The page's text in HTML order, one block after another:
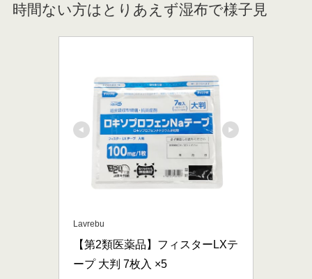
時間ない方はとりあえず湿布で様子見
Lavrebu
【第2類医薬品】フィスターLXテ
ープ 大判 7枚入 ×5